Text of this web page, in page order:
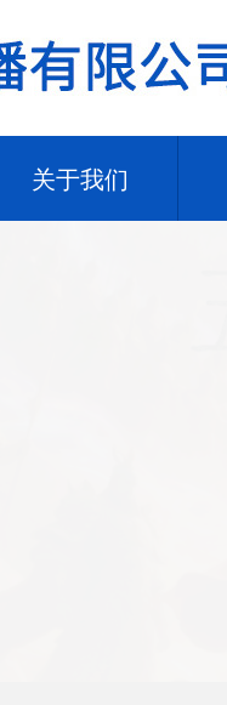
关于我们